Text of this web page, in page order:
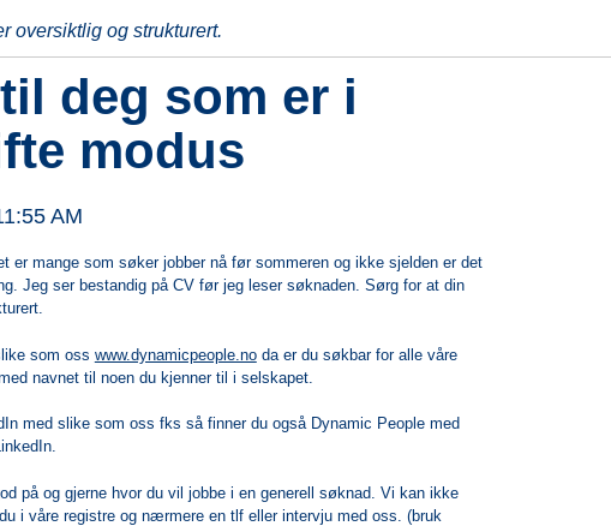
oversiktlig og strukturert.
deg som er i
modus
AM
er mange som søker jobber nå før sommeren og ikke sjelden er det
Jeg ser bestandig på CV før jeg leser søknaden. Sørg for at din
som oss www.dynamicpeople.noda er du søkbar for alle våre
navnet til noen du kjenner til i selskapet.
med slike som oss fks så finner du også Dynamic People med
på og gjerne hvor du vil jobbe i en generell søknad. Vi kan ikke
i våre registre og nærmere en tlf eller intervju med oss. (bruk